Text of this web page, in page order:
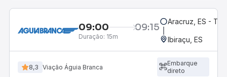
09:00 09:15
Duração: 15m
Aracruz, ES -
Ibiraçu, ES
8,3 Viação Águia Branca
Embarque
direto